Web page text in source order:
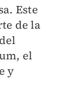
Este
de la
el
y